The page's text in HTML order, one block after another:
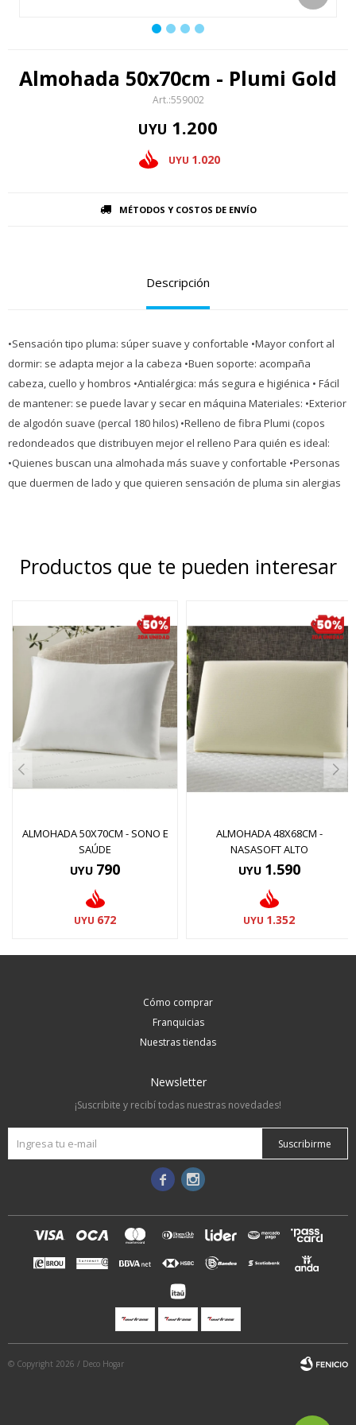
Almohada 50x70cm - Plumi Gold
559002
UYU 1.200
UYU 1.020
MÉTODOS Y COSTOS DE ENVÍO
Descripción
•Sensación tipo pluma: súper suave y confortable •Mayor confort al
dormir: se adapta mejor a la cabeza •Buen soporte: acompaña
cabeza, cuello y hombros •Antialérgica: más segura e higiénica • Fácil
de mantener: se puede lavar y secar en máquina Materiales: •Exterior
de algodón suave (percal 180 hilos) •Relleno de fibra Plumi (copos
redondeados que distribuyen mejor el relleno Para quién es ideal:
•Quienes buscan una almohada más suave y confortable •Personas
que duermen de lado y que quieren sensación de pluma sin alergias
Productos que te pueden interesar
ALMOHADA 50X70CM - SONO E
SAÚDE
UYU 790
UYU 672
ALMOHADA 48X68CM -
NASASOFT ALTO
UYU 1.590
UYU 1.352
Cómo comprar
Franquicias
Nuestras tiendas
Newsletter
¡Suscribite y recibí todas nuestras novedades!
Suscribirme
 
© Copyright 2026 / Deco Hogar